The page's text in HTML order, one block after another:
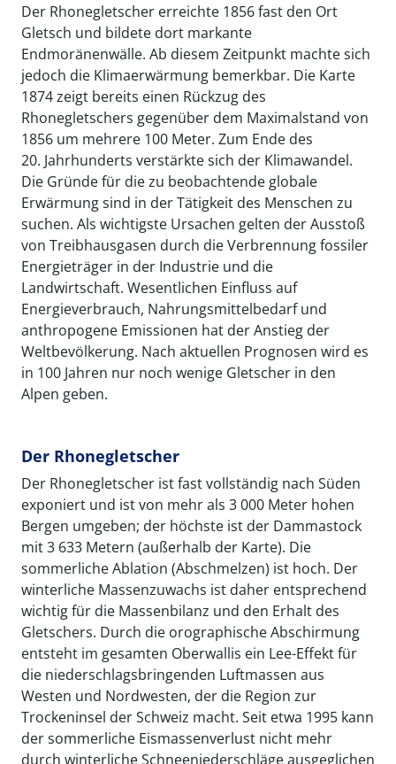
Der Rhonegletscher erreichte 1856 fast den Ort
Gletsch und bildete dort markante
Endmoränenwälle. Ab diesem Zeitpunkt machte sich
jedoch die Klimaerwärmung bemerkbar. Die Karte
1874 zeigt bereits einen Rückzug des
Rhonegletschers gegenüber dem Maximalstand von
1856 um mehrere 100 Meter. Zum Ende des
20. Jahrhunderts verstärkte sich der Klimawandel.
Die Gründe für die zu beobachtende globale
Erwärmung sind in der Tätigkeit des Menschen zu
suchen. Als wichtigste Ursachen gelten der Ausstoß
von Treibhausgasen durch die Verbrennung fossiler
Energieträger in der Industrie und die
Landwirtschaft. Wesentlichen Einfluss auf
Energieverbrauch, Nahrungsmittelbedarf und
anthropogene Emissionen hat der Anstieg der
Weltbevölkerung. Nach aktuellen Prognosen wird es
in 100 Jahren nur noch wenige Gletscher in den
Alpen geben.
Der Rhonegletscher
Der Rhonegletscher ist fast vollständig nach Süden
exponiert und ist von mehr als 3 000 Meter hohen
Bergen umgeben; der höchste ist der Dammastock
mit 3 633 Metern (außerhalb der Karte). Die
sommerliche Ablation (Abschmelzen) ist hoch. Der
winterliche Massenzuwachs ist daher entsprechend
wichtig für die Massenbilanz und den Erhalt des
Gletschers. Durch die orographische Abschirmung
entsteht im gesamten Oberwallis ein Lee-Effekt für
die niederschlagsbringenden Luftmassen aus
Westen und Nordwesten, der die Region zur
Trockeninsel der Schweiz macht. Seit etwa 1995 kann
der sommerliche Eismassenverlust nicht mehr
durch winterliche Schneeniederschläge ausgeglichen